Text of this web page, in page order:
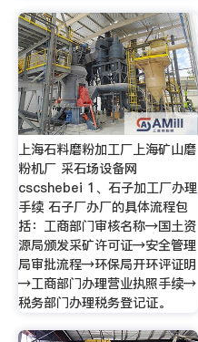
上海石料磨粉加工厂上海矿山磨
粉机厂 采石场设备网
cscshebei 1、石子加工厂办理
手续 石子厂办厂的具体流程包
括：工商部门审核名称→国土资
源局颁发采矿许可证→安全管理
局审批流程→环保局开环评证明
→工商部门办理营业执照手续→
税务部门办理税务登记证。